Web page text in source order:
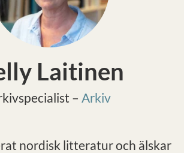
Laitinen
– Arkiv
nordisk litteratur och älskar